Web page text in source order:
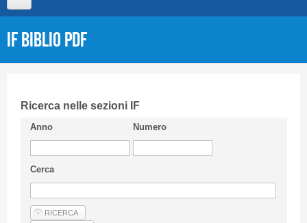
CIFI in breve
Linee Guida
Privacy Policy
Articoli
IF Biblio PDF
Ricerca nelle sezioni IF
Anno Numero
Cerca